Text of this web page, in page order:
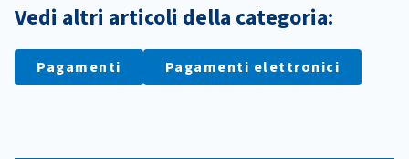
Vedi altri articoli della categoria:
Pagamenti Pagamenti elettronici